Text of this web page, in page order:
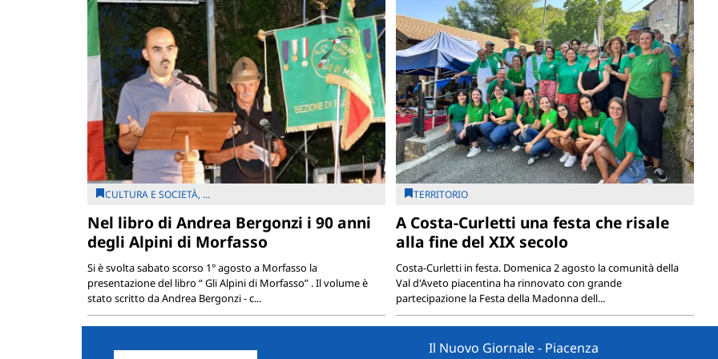
CULTURA E SOCIETÀ, ...
Nel libro di Andrea Bergonzi i 90 anni
degli Alpini di Morfasso
Si è svolta sabato scorso 1° agosto a Morfasso la
presentazione del libro “ Gli Alpini di Morfasso” . Il volume è
stato scritto da Andrea Bergonzi - c...
TERRITORIO
A Costa-Curletti una festa che risale
alla fine del XIX secolo
Costa-Curletti in festa. Domenica 2 agosto la comunità della
Val d'Aveto piacentina ha rinnovato con grande
partecipazione la Festa della Madonna dell...
Il Nuovo Giornale - Piacenza